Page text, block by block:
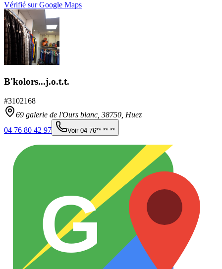
Vérifié sur Google Maps
B'kolors...j.o.t.t.
#3102168
69 galerie de l'Ours blanc, 38750 Huez
04 76 80 42 97
Voir 04 76** ** **
G